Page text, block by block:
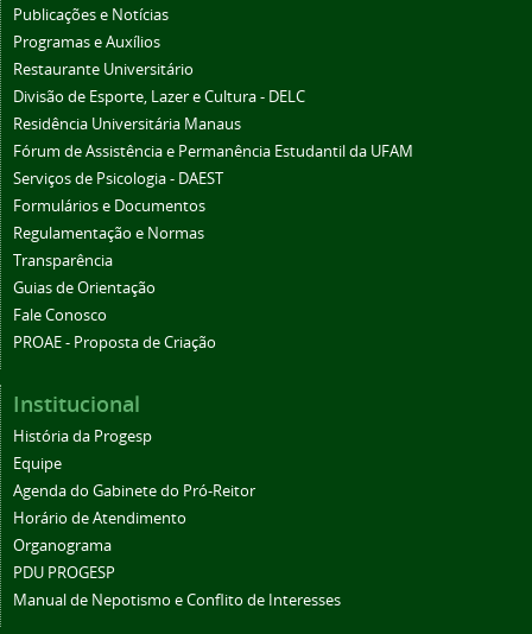
Publicações e Notícias
Programas e Auxílios
Restaurante Universitário
Divisão de Esporte, Lazer e Cultura - DELC
Residência Universitária Manaus
Fórum de Assistência e Permanência Estudantil da UFAM
Serviços de Psicologia - DAEST
Formulários e Documentos
Regulamentação e Normas
Transparência
Guias de Orientação
Fale Conosco
PROAE - Proposta de Criação
Institucional
História da Progesp
Equipe
Agenda do Gabinete do Pró-Reitor
Horário de Atendimento
Organograma
PDU PROGESP
Manual de Nepotismo e Conflito de Interesses